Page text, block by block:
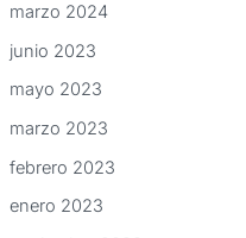
marzo 2024
junio 2023
mayo 2023
marzo 2023
febrero 2023
enero 2023